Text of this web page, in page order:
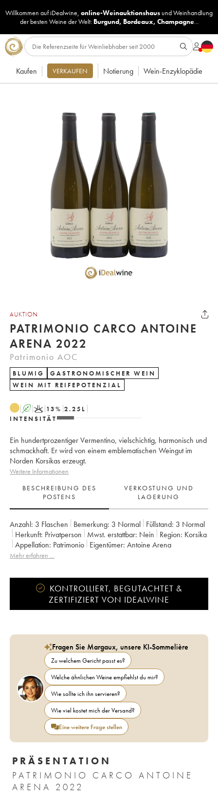
Willkommen auf iDealwine, online-Weinauktionshaus undWeinhandlung
der besten Weine der Welt: Burgund, Bordeaux, Champagne...
Kaufen VERKAUFEN Notierung Wein-Enzyklopädie
AUKTION
PATRIMONIO CARCO ANTOINE
ARENA 2022
Patrimonio AOC
BLUMIG
GASTRONOMISCHER WEIN
WEIN MIT REIFEPOTENZIAL
A K 13% 2.25 L
INTENSITÄT
Ein hundertprozentiger Vermentino, vielschichtig, harmonisch und
schmackhaft. Er wird von einem emblematischen Weingut im
Norden Korsikas erzeugt.
Weitere Informationen
BESCHREIBUNG DES
POSTENS
VERKOSTUNG UND
LAGERUNG
Anzahl: 3 Flaschen Bemerkung: 3 Normal Füllstand: 3 Normal
Herkunft:
privatperson Mwst. erstattbar: nein Region:
Korsika
Appellation: Patrimonio Eigentümer: Antoine Arena
Mehr erfahren …
KONTROLLIERT, BEGUTACHTET &
ZERTIFIZIERT VON IDEALWINE
Fragen Sie Margaux, unsere KI-Sommelière
Zu welchem Gericht passt es?
Welche ähnlichen Weine empfiehlst du mir?
Wie sollte ich ihn servieren?
Wie viel kostet mich der Versand?
Eine weitere Frage stellen
PRÄSENTATION
PATRIMONIO CARCO ANTOINE
ARENA 2022